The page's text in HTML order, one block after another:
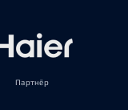
Партнёр